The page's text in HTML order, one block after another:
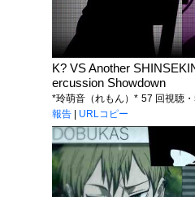
K? VS Another
ercussion Showdown
*玲萌音（れもん）* 57 回視聴
報告
URLコピー